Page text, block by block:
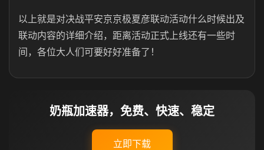
以上就是对决战平安京京极夏彦联动活动什么时候出及
联动内容的详细介绍，距离活动正式上线还有一些时
间，各位大人们可要好好准备了！
奶瓶加速器，免费、快速、稳定
立即下载